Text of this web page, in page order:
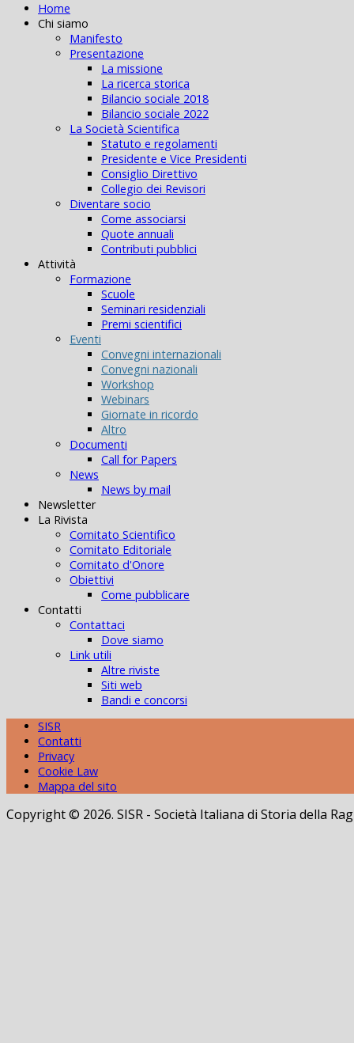
Home
Chi siamo
Manifesto
Presentazione
La missione
La ricerca storica
Bilancio sociale 2018
Bilancio sociale 2022
La Società Scientifica
Statuto e regolamenti
Presidente e Vice Presidenti
Consiglio Direttivo
Collegio dei Revisori
Diventare socio
Come associarsi
Quote annuali
Contributi pubblici
Attività
Formazione
Scuole
Seminari residenziali
Premi scientifici
Eventi
Convegni internazionali
Convegni nazionali
Workshop
Webinars
Giornate in ricordo
Altro
Documenti
Call for Papers
News
News by mail
Newsletter
La Rivista
Comitato Scientifico
Comitato Editoriale
Comitato d'Onore
Obiettivi
Come pubblicare
Contatti
Contattaci
Dove siamo
Link utili
Altre riviste
Siti web
Bandi e concorsi
SISR
Contatti
Privacy
Cookie Law
Mappa del sito
Copyright © 2026. SISR - Società Italiana di Storia della